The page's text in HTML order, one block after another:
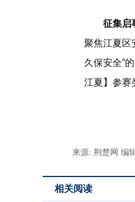
征集启
聚焦江夏区
久保安全”
江夏】参赛
来源: 荆楚网 编
相关阅读